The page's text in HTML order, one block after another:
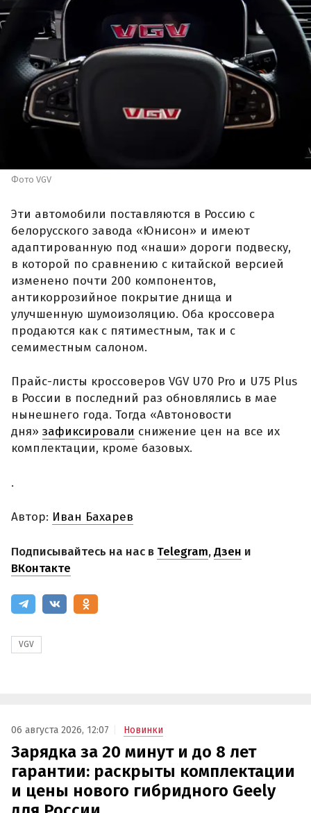
Фото VGV
Эти автомобили поставляются в Россию с
белорусского завода «Юнисон» и имеют
адаптированную под «наши» дороги подвеску,
в которой по сравнению с китайской версией
изменено почти 200 компонентов,
антикоррозийное покрытие днища и
улучшенную шумоизоляцию. Оба кроссовера
продаются как с пятиместным, так и с
семиместным салоном.
Прайс-листы кроссоверов VGV U70 Pro и U75 Plus
в России в последний раз обновлялись в мае
нынешнего года. Тогда «Автоновости
дня» зафиксировали снижение цен на все их
комплектации, кроме базовых.
.
Автор: Иван Бахарев
Подписывайтесь на нас в Telegram,Дзен и
ВКонтакте
VGV
06 августа 2026, 12:07 Новинки
Зарядка за 20 минут и до 8 лет
гарантии: раскрыты комплектации
и цены нового гибридного Geely